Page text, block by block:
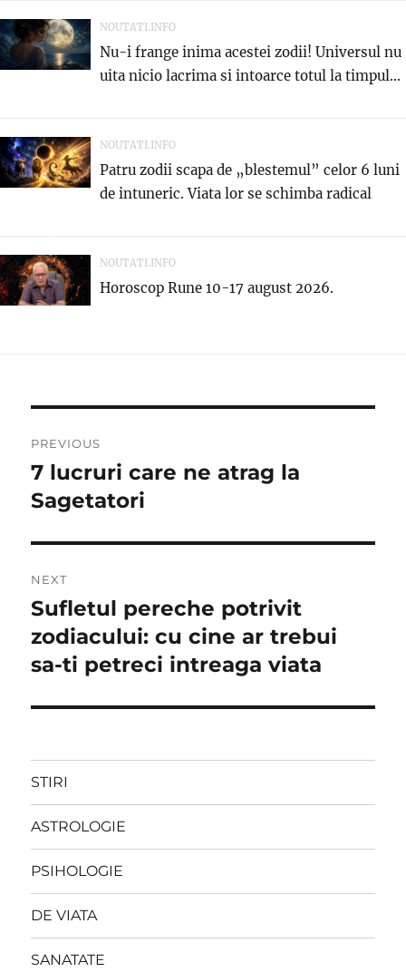
NOUTATI.INFO
Nu-i frange inima acestei zodii! Universul nu
uita nicio lacrima si intoarce totul la timpul...
NOUTATI.INFO
Patru zodii scapa de „blestemul” celor 6 luni
de intuneric. Viata lor se schimba radical
NOUTATI.INFO
Horoscop Rune 10-17 august 2026.
în
articole
PREVIOUS
Previous
post:
7 lucruri care ne atrag la
Sagetatori
NEXT
Next
post:
Sufletul pereche potrivit
zodiacului: cu cine ar trebui
sa-ti petreci intreaga viata
STIRI
ASTROLOGIE
PSIHOLOGIE
DE VIATA
SANATATE